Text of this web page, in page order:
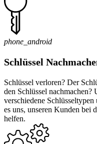
phone_android
Schlüssel
Schlüssel verloren? Der
den Schlüssel
verschiedene
es uns, unseren Kunden bei
helfen.